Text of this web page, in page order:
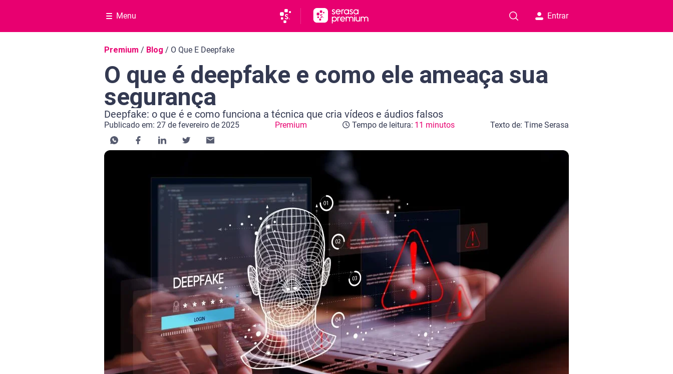
Menu Entrar
Navegação do blog
Premium / Blog / O Que E Deepfake
O que é deepfake e como ele ameaça sua
segurança
Deepfake: o que é e como funciona a técnica que cria vídeos e áudios falsos
Publicado em: 27 de fevereiro de 2025 Premium
Categoria Premium Tempo de leitura: 11 minutos
Tempo de leitura: 11 minutos Texto de: Time Serasa